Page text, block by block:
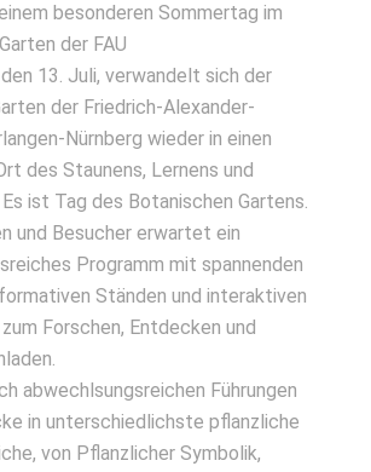
besonderen Sommertag im
der FAU
13. Juli, verwandelt sich der
der Friedrich-Alexander-
Nürnberg wieder in einen
des Staunens, Lernens und
ist Tag des Botanischen Gartens.
und Besucher erwartet ein
Programm mit spannenden
Ständen und interaktiven
Forschen, Entdecken und
abwechlsungsreichen Führungen
in unterschiedlichste pflanzliche
von Pflanzlicher Symbolik,